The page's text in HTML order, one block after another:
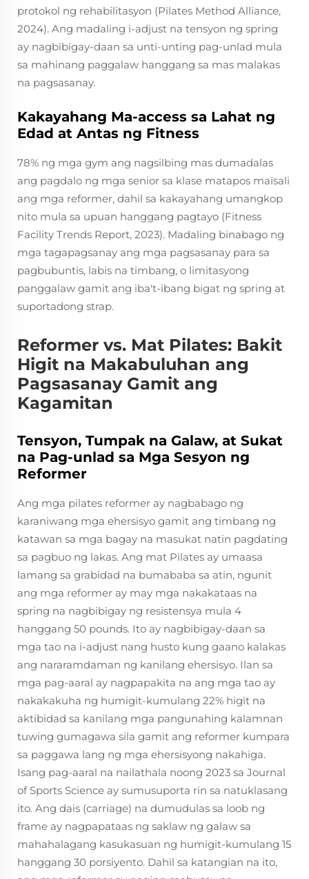
protokol ng rehabilitasyon (Pilates Method Alliance,
2024). Ang madaling i-adjust na tensyon ng spring
ay nagbibigay-daan sa unti-unting pag-unlad mula
sa mahinang paggalaw hanggang sa mas malakas
na pagsasanay.
Kakayahang Ma-access sa Lahat ng
Edad at Antas ng Fitness
78% ng mga gym ang nagsilbing mas dumadalas
ang pagdalo ng mga senior sa klase matapos maisali
ang mga reformer, dahil sa kakayahang umangkop
nito mula sa upuan hanggang pagtayo (Fitness
Facility Trends Report, 2023). Madaling binabago ng
mga tagapagsanay ang mga pagsasanay para sa
pagbubuntis, labis na timbang, o limitasyong
panggalaw gamit ang iba't-ibang bigat ng spring at
suportadong strap.
Reformer vs. Mat Pilates: Bakit
Higit na Makabuluhan ang
Pagsasanay Gamit ang
Kagamitan
Tensyon, Tumpak na Galaw, at Sukat
na Pag-unlad sa Mga Sesyon ng
Reformer
Ang mga pilates reformer ay nagbabago ng
karaniwang mga ehersisyo gamit ang timbang ng
katawan sa mga bagay na masukat natin pagdating
sa pagbuo ng lakas. Ang mat Pilates ay umaasa
lamang sa grabidad na bumababa sa atin, ngunit
ang mga reformer ay may mga nakakataas na
spring na nagbibigay ng resistensya mula 4
hanggang 50 pounds. Ito ay nagbibigay-daan sa
mga tao na i-adjust nang husto kung gaano kalakas
ang nararamdaman ng kanilang ehersisyo. Ilan sa
mga pag-aaral ay nagpapakita na ang mga tao ay
nakakakuha ng humigit-kumulang 22% higit na
aktibidad sa kanilang mga pangunahing kalamnan
tuwing gumagawa sila gamit ang reformer kumpara
sa paggawa lang ng mga ehersisyong nakahiga.
Isang pag-aaral na nailathala noong 2023 sa Journal
of Sports Science ay sumusuporta rin sa natuklasang
ito. Ang dais (carriage) na dumudulas sa loob ng
frame ay nagpapataas ng saklaw ng galaw sa
mahahalagang kasukasuan ng humigit-kumulang 15
hanggang 30 porsiyento. Dahil sa katangian na ito,